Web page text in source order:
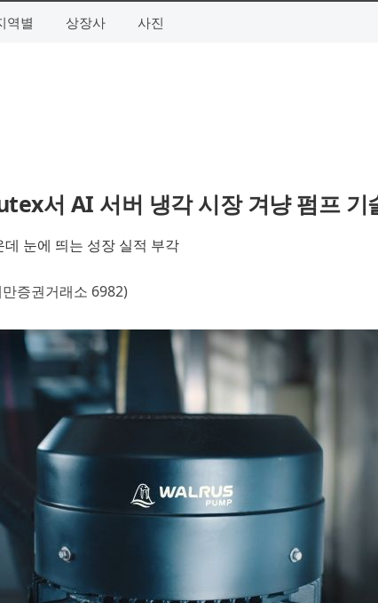
역별 상장사 사진
서 AI 서버 냉각 시장 겨냥 펌프 기
눈에 띄는 성장 실적 부각
증권거래소 6982)